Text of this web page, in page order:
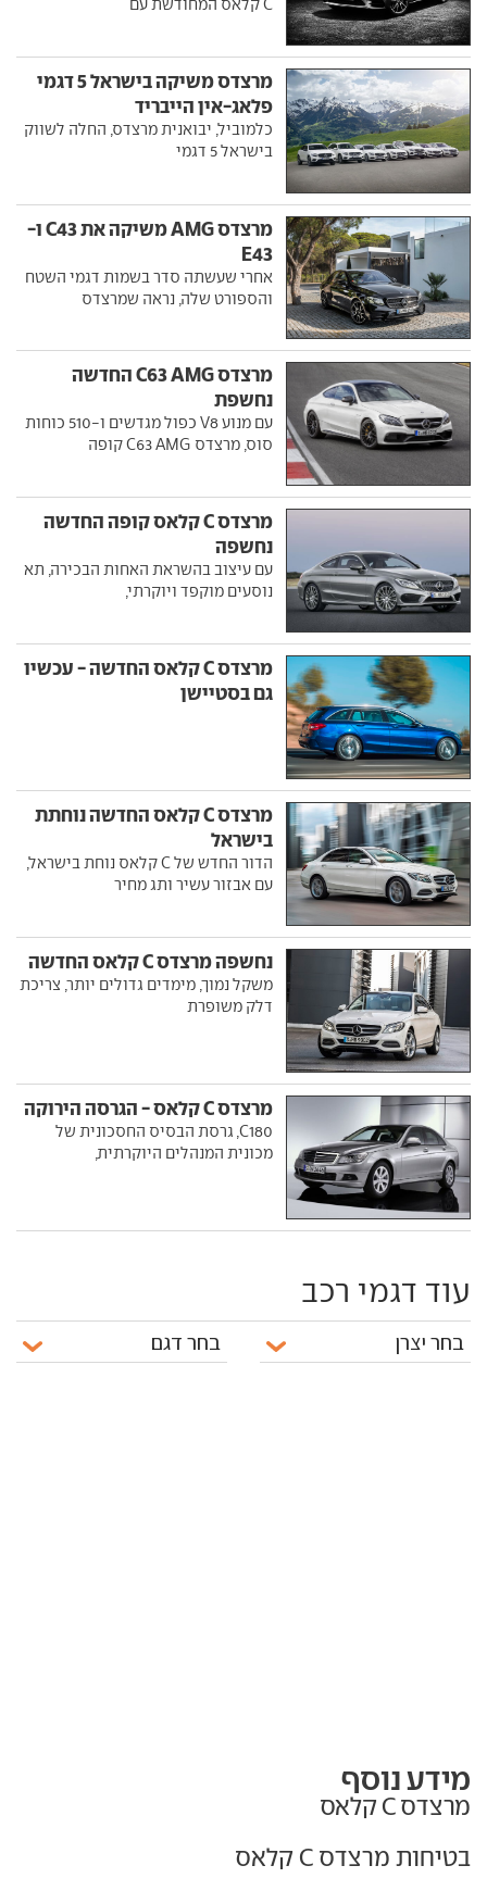
C קלאס המחודשת עם
מרצדס משיקה בישראל 5 דגמי
פלאג-אין הייבריד
כלמוביל, יבואנית מרצדס, החלה לשווק
בישראל 5 דגמי
מרצדס AMG משיקה את C43 ו-
E43
אחרי שעשתה סדר בשמות דגמי השטח
והספורט שלה, נראה שמרצדס
מרצדס C63 AMG החדשה
נחשפת
עם מנוע V8 כפול מגדשים ו-510 כוחות
סוס, מרצדס C63 AMG קופה
מרצדס C קלאס קופה החדשה
נחשפה
עם עיצוב בהשראת האחות הבכירה, תא
נוסעים מוקפד ויוקרתי,
מרצדס C קלאס החדשה - עכשיו
גם בסטיישן
מרצדס C קלאס החדשה נוחתת
בישראל
הדור החדש של C קלאס נוחת בישראל,
עם אבזור עשיר ותג מחיר
נחשפה מרצדס C קלאס החדשה
משקל נמוך, מימדים גדולים יותר, צריכת
דלק משופרת
מרצדס C קלאס - הגרסה הירוקה
C180, גרסת הבסיס החסכונית של
מכונית המנהלים היוקרתית,
עוד דגמי רכב
מידע נוסף
מרצדס C קלאס
בטיחות מרצדס C קלאס